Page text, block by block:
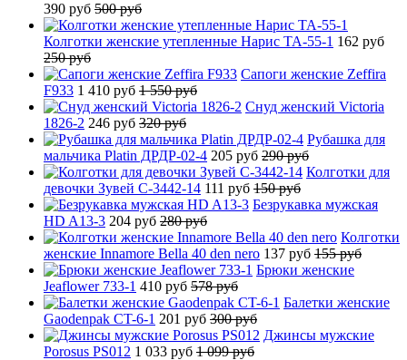
390 руб 500 руб
Колготки женские утепленные Нарис TA-55-1 162 руб
250 руб
Сапоги женские Zeffira
F933 1 410 руб 1 550 руб
Снуд женский Victoria
1826-2 246 руб 320 руб
Рубашка для
мальчика Platin ДРДР-02-4 205 руб 290 руб
Колготки для
девочки Зувей C-3442-14 111 руб 150 руб
Безрукавка мужская
HD A13-3 204 руб 280 руб
Колготки
женские Innamore Bella 40 den nero 137 руб 155 руб
Брюки женские
Jeaflower 733-1 410 руб 578 руб
Балетки женские
Gaodenpak CT-6-1 201 руб 300 руб
Джинсы мужские
Porosus PS012 1 033 руб 1 099 руб